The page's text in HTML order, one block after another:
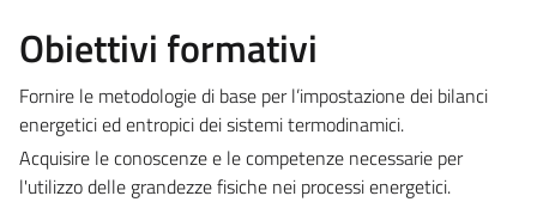
Obiettivi formativi
Fornire le metodologie di base per l’impostazione dei bilanci
energetici ed entropici dei sistemi termodinamici.
Acquisire le conoscenze e le competenze necessarie per
l'utilizzo delle grandezze fisiche nei processi energetici.